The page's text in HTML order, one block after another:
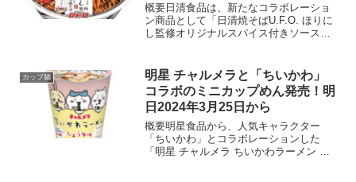
概要日清食品は、新たなコラボレーショ
ン商品として「日清焼そばU.F.O. ほりに
し監修オリジナルスパイス付きソース焼
「アウトドアスパイス ほりにし」とのコ
ラボによる...
カップ麺
明星 チャルメラと「ちいかわ」
コラボのミニカップめん発売！明
日2024年3月25日から
概要明星食品から、人気キャラクター
「ちいかわ」とコラボレーションした
「明星 チャルメラ ちいかわラーメン し